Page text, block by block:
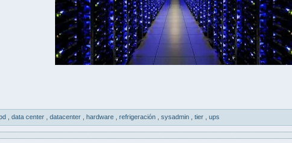
data center datacenter hardware refrigeración sysadmin tier ups